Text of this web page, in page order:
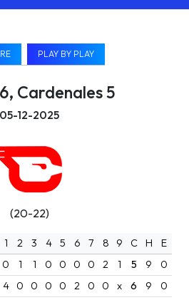
PLAY BY PLAY
Cardenales 5
05-12-2025
(20-22)
1 2 3 4 5 6 7 8 9 C H
E
0 1 1 0 0 0 0 2 1 5 9
0
4 0 0 0 0 2 0 0 x 6 9 0